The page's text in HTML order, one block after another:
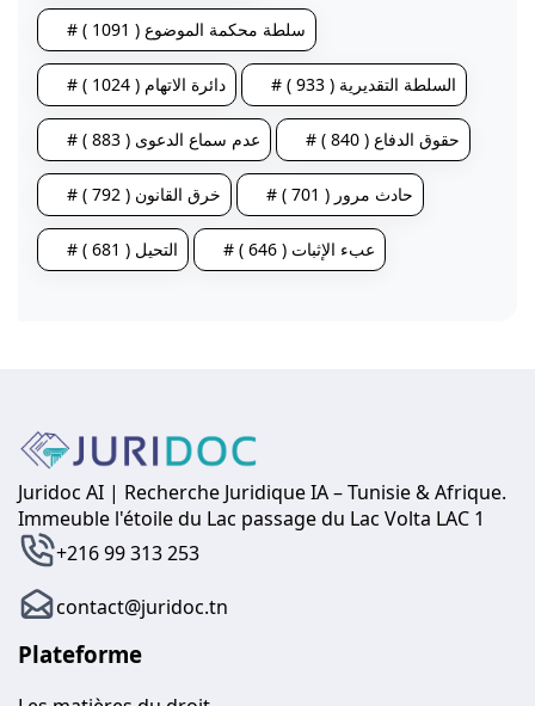
# سلطة محكمة الموضوع ( 1091 )
# دائرة الاتهام ( 1024 ) # السلطة التقديرية ( 933 )
# عدم سماع الدعوى ( 883 ) # حقوق الدفاع ( 840 )
# خرق القانون ( 792 ) # حادث مرور ( 701 )
# التحيل ( 681 ) # عبء الإثبات ( 646 )
Juridoc AI | Recherche Juridique IA – Tunisie & Afrique.
Immeuble l'étoile du Lac passage du Lac Volta LAC 1
+216 99 313 253
contact@juridoc.tn
Plateforme